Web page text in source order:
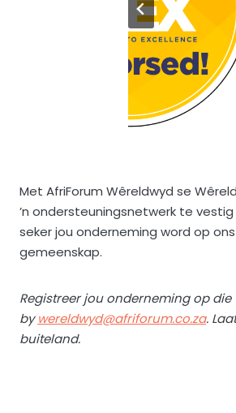
Met AfriForum Wêreldwyd se
’n ondersteuningsnetwerk te
seker jou onderneming word op
gemeenskap.
Registreer jou onderneming op
bywereldwyd@afriforum.co.za.
buiteland.